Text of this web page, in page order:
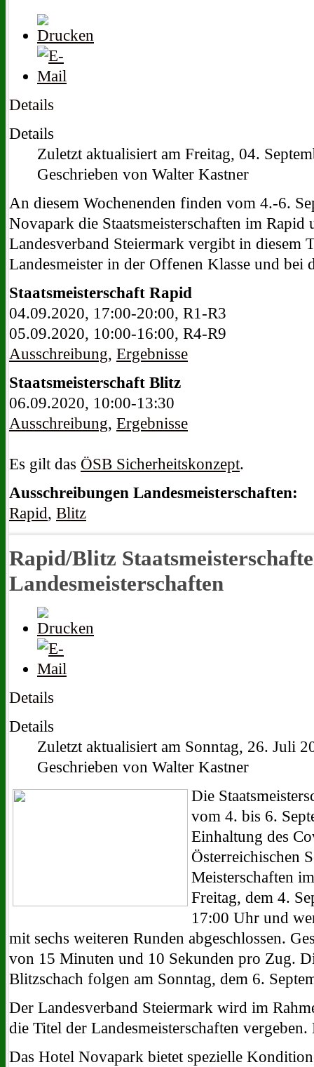
Details
Details
Zuletzt aktualisiert am Freitag, 04.
Geschrieben von Walter Kastner
An diesem Wochenenden finden vom 4.-6.
Novapark die Staatsmeisterschaften im Rapid
Landesverband Steiermark vergibt in diesem
Landesmeister in der Offenen Klasse und bei
Staatsmeisterschaft Rapid
04.09.2020, 17:00-20:00, R1-R3
05.09.2020, 10:00-16:00, R4-R9
Ausschreibung, Ergebnisse
Staatsmeisterschaft Blitz
06.09.2020, 10:00-13:30
Ausschreibung, Ergebnisse
Es gilt das ÖSB Sicherheitskonzept.
Ausschreibungen Landesmeisterschaften:
Rapid, Blitz
Rapid/Blitz
Landesmeisterschaften
Details
Details
Zuletzt aktualisiert am Sonntag, 26. Juli
Geschrieben von Walter Kastner
Die
vom 4. bis 6.
Einhaltung des
Österreichischen
Meisterschaften
Freitag, dem 4.
17:00 Uhr und
mit sechs weiteren Runden abgeschlossen.
von 15 Minuten und 10 Sekunden pro Zug.
Blitzschach folgen am Sonntag, dem 6.
Der Landesverband Steiermark wird im
die Titel der Landesmeisterschaften
Das Hotel Novapark bietet spezielle